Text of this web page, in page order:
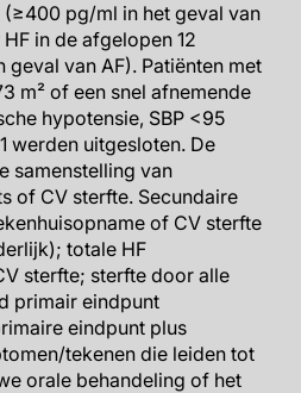
pg/ml in het geval van
in de afgelopen 12
van AF). Patiënten met
m² of een snel afnemende
hypotensie, SBP <95
werden uitgesloten. De
samenstelling van
of CV sterfte. Secundaire
of CV sterfte
totale HF
sterfte; sterfte door alle
primair eindpunt
eindpunt plus
tekenen die leiden tot
orale behandeling of het